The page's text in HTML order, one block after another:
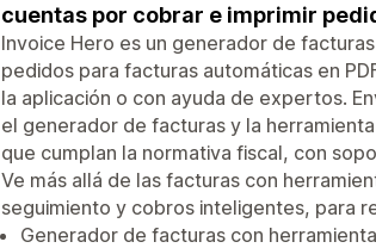
cuentas por cobrar e imprimir
Invoice Hero es un generador de
pedidos para facturas automáticas en
la aplicación o con ayuda de expertos.
el generador de facturas y la
que cumplan la normativa fiscal, con
Ve más allá de las facturas con
seguimiento y cobros inteligentes, para
Generador de facturas con